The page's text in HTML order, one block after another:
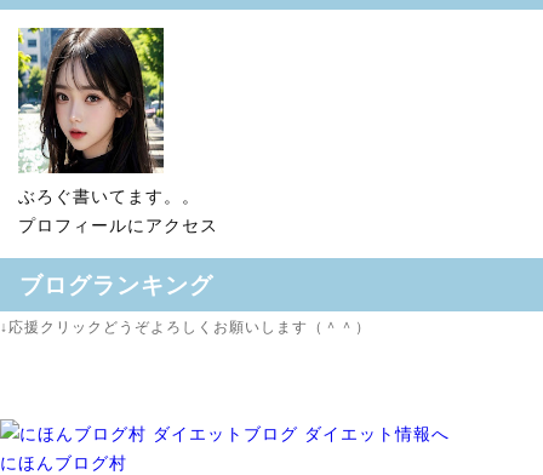
ぶろぐ書いてます。。
プロフィールにアクセス
ブログランキング
↓応援クリックどうぞよろしくお願いします（＾＾）
にほんブログ村